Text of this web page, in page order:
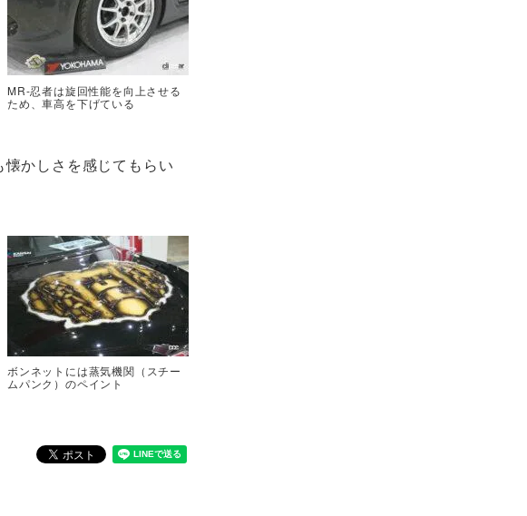
MR-忍者は旋回性能を向上させる
ため、車高を下げている
かしさを感じてもらい
ボンネットには蒸気機関（スチー
ムパンク）のペイント